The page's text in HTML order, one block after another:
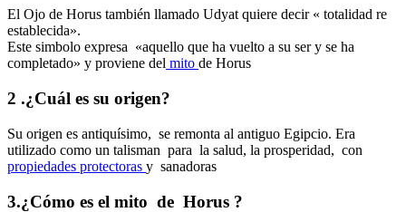
El Ojo de Horus también llamado Udyat quiere decir « totalidad re
establecida».
Este simbolo expresa «aquello que ha vuelto a su ser y se ha
completado» y proviene del mito de Horus
2 .¿Cuál es su origen?
Su origen es antiquísimo, se remonta al antiguo Egipcio. Era
utilizado como un talisman para la salud, la prosperidad, con
propiedades protectoras y sanadoras
3.¿Cómo es el mito de Horus ?